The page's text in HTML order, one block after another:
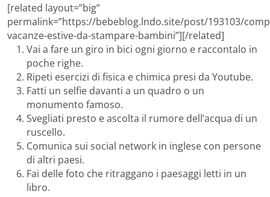
[related layout=”big”
permalink=”https://bebeblog.lndo.site/post/193103/
vacanze-estive-da-stampare-bambini”][/related]
Vai a fare un giro in bici ogni giorno e raccontalo in
poche righe.
Ripeti esercizi di fisica e chimica presi da Youtube.
Fatti un selfie davanti a un quadro o un
monumento famoso.
Svegliati presto e ascolta il rumore dell’acqua di un
ruscello.
Comunica sui social network in inglese con persone
di altri paesi.
Fai delle foto che ritraggano i paesaggi letti in un
libro.